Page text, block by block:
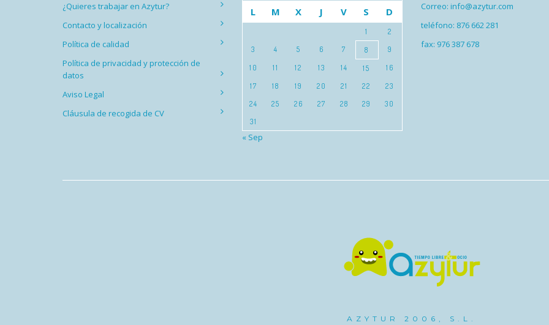
¿Quieres trabajar en Azytur?
Contacto y localización
Política de calidad
Política de privacidad y protección de
datos
Aviso Legal
Cláusula de recogida de CV
L M X J V S D
1
2
3
4 5 6 7 8
9
10
11 12 13 14 15
16
17
18 19 20 21 22
23
24
25 26 27 28 29
30
31
« Sep
Correo: info@azytur.com
teléfono: 876 662 281
fax: 976 387 678
AZYTUR 2006, S.L.